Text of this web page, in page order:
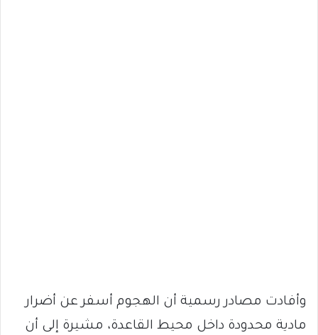
وأفادت مصادر رسمية أن الهجوم أسفر عن أضرار
مادية محدودة داخل محيط القاعدة، مشيرة إلى أن